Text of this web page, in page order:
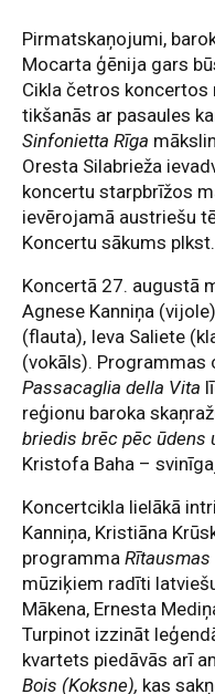
Pirmatskaņojumi,
Mocarta ģēnija gars
Cikla četros
tikšanās ar pasaules
Sinfonietta Rīga
Oresta Silabrieža
koncertu starpbrīžos
ievērojamā austriešu
Koncertu sākums
Koncertā 27. augustā
Agnese Kanniņa
(flauta), Ieva Saliete
(vokāls). Programmas
Passacaglia della Vita
reģionu baroka
briedis brēc pēc ūdens
Kristofa Baha –
Koncertcikla lielākā
Kanniņa, Kristiāna
programmaRītausmas
mūziķiem radīti
Mākena, Ernesta
Turpinot izzināt
kvartets piedāvās arī
Bois (Koksne), kas